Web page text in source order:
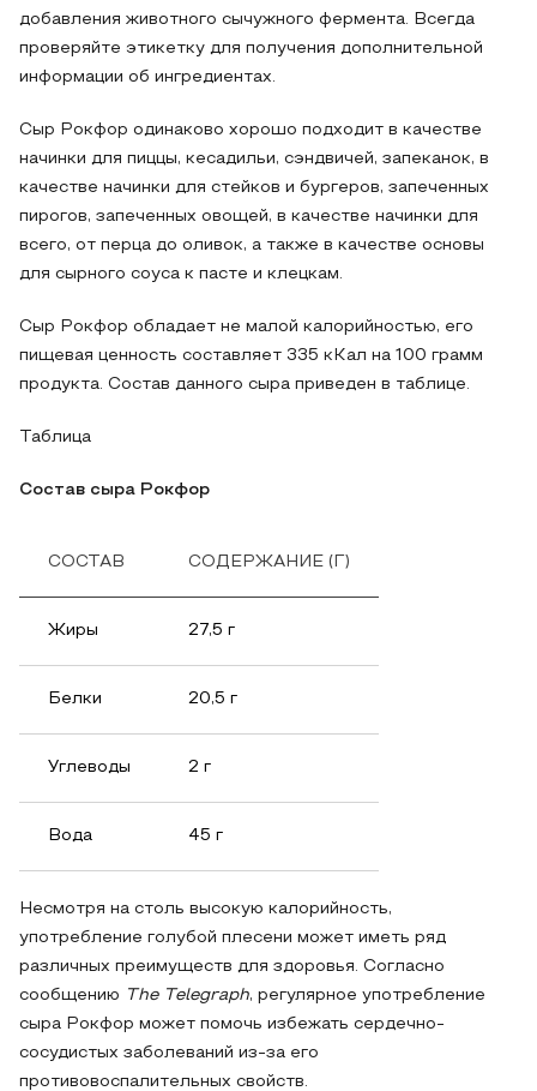
добавления животного сычужного фермента. Всегда
проверяйте этикетку для получения дополнительной
информации об ингредиентах.
Сыр Рокфор одинаково хорошо подходит в качестве
начинки для пиццы, кесадильи, сэндвичей, запеканок, в
качестве начинки для стейков и бургеров, запеченных
пирогов, запеченных овощей, в качестве начинки для
всего, от перца до оливок, а также в качестве основы
для сырного соуса к пасте и клецкам.
Сыр Рокфор обладает не малой калорийностью, его
пищевая ценность составляет 335 кКал на 100 грамм
продукта. Состав данного сыра приведен в таблице.
Таблица
Состав сыра Рокфор
СОСТАВ СОДЕРЖАНИЕ (Г)
Жиры 27,5 г
Белки 20,5 г
Углеводы 2 г
Вода 45 г
Несмотря на столь высокую калорийность,
употребление голубой плесени может иметь ряд
различных преимуществ для здоровья. Согласно
сообщению
The Telegraph, регулярное употребление
сыра Рокфор может помочь избежать сердечно-
сосудистых заболеваний из-за его
противовоспалительных свойств.